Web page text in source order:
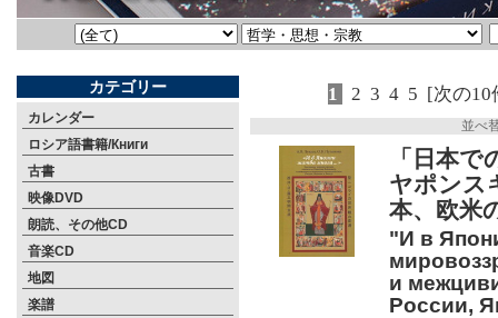
カテゴリー
カレンダー
ロシア語書籍/Книги
古書
映像DVD
朗読、その他CD
音楽CD
地図
楽譜
1 2 3 4 5 [次の10
並べ
「日本
ヤポンス
本、欧米
"И в
и
России,